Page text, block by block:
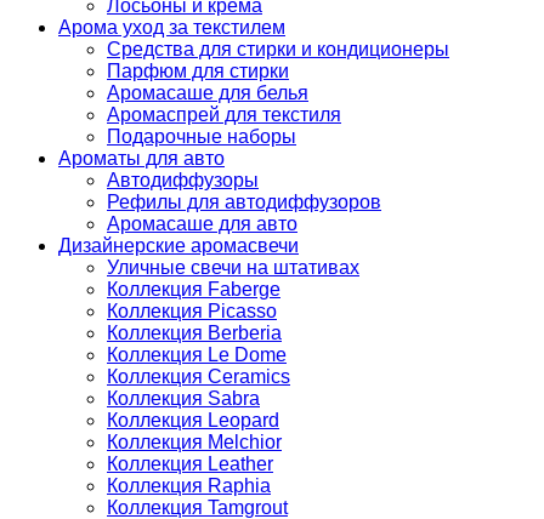
Лосьоны и крема
Арома уход за текстилем
Средства для стирки и кондиционеры
Парфюм для стирки
Аромасаше для белья
Аромаспрей для текстиля
Подарочные наборы
Ароматы для авто
Автодиффузоры
Рефилы для автодиффузоров
Аромасаше для авто
Дизайнерские аромасвечи
Уличные свечи на штативах
Коллекция Faberge
Коллекция Picasso
Коллекция Berberia
Коллекция Le Dome
Коллекция Ceramics
Коллекция Sabra
Коллекция Leopard
Коллекция Melchior
Коллекция Leather
Коллекция Raphia
Коллекция Tamgrout